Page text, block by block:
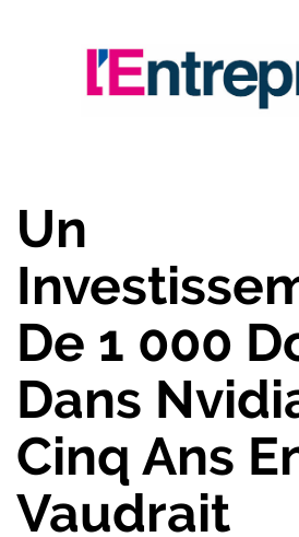
Un
De 1 000
Dans
Cinq Ans
Vaudrait